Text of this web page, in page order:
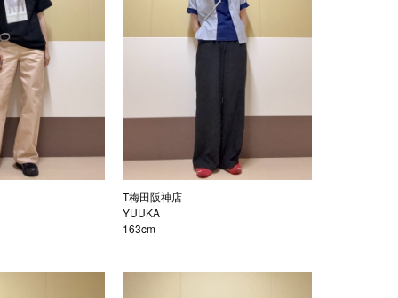
T梅田阪神店
YUUKA
163cm